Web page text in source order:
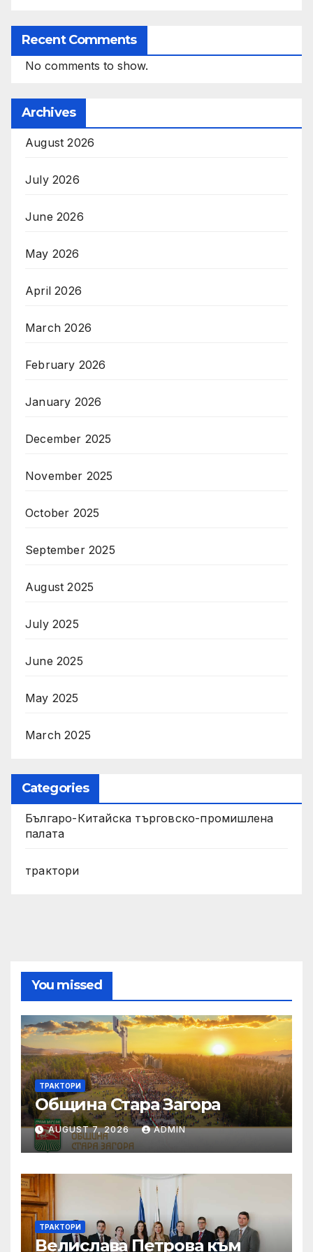
Recent Comments
No comments to show.
Archives
August 2026
July 2026
June 2026
May 2026
April 2026
March 2026
February 2026
January 2026
December 2025
November 2025
October 2025
September 2025
August 2025
July 2025
June 2025
May 2025
March 2025
Categories
Българо-Китайска търговско-промишлена
палата
трактори
You missed
ТРАКТОРИ
Община Стара Загора
AUGUST 7, 2026 ADMIN
ТРАКТОРИ
Велислава Петрова към